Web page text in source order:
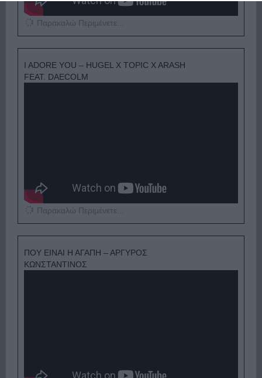
Παρακαλώ Περιμένετε...
I ADORE YOU – HUGEL X TOPIC X ARASH
FEAT. DAECOLM
Παρακαλώ Περιμένετε...
ΠΟΥ ΕΙΝΑΙ Η ΑΓΑΠΗ – ΑΡΓΥΡΟΣ
ΚΩΝΣΤΑΝΤΙΝΟΣ